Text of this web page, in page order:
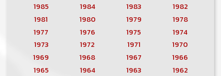
1985
1984 1983
1982
1981
1980 1979
1978
1977
1976 1975
1974
1973
1972 1971
1970
1969
1968 1967
1966
1965
1964 1963
1962